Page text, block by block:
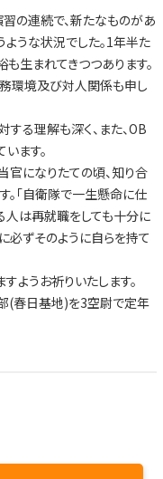
の連続で、新たなものがあ
うな状況でした。1年半た
生まれてきつつあります。
環境及び対人関係も申し
る理解も深く、また、OB
ます。
官になりたての頃、知り合
。「自衛隊で一生懸命に仕
人は再就職をしても十分に
必ずそのように自らを持て
ようお祈りいたします。
(春日基地)を3空尉で定年